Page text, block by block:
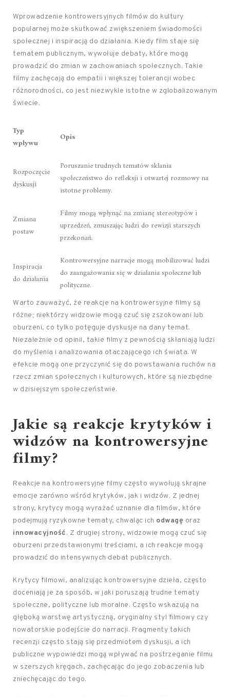
Wprowadzenie kontrowersyjnych filmów do kultury
popularnej może skutkować zwiększeniem świadomości
społecznej i inspiracją do działania. Kiedy film staje się
tematem publicznym, wywołuje debaty, które mogą
prowadzić do zmian w zachowaniach społecznych. Takie
filmy zachęcają do empatii i większej tolerancji wobec
różnorodności, co jest niezwykle istotne w zglobalizowanym
świecie.
Typ
wpływu
Opis
Rozpoczęcie
dyskusji
Poruszanie trudnych tematów skłania
społeczeństwo do refleksji i otwartej rozmowy na
istotne problemy.
Zmiana
postaw
Filmy mogą wpłynąć na zmianę stereotypów i
uprzedzeń, zmuszając ludzi do rewizji starszych
przekonań.
Inspiracja
do działania
Kontrowersyjne narracje mogą mobilizować ludzi
do zaangażowania się w działania społeczne lub
polityczne.
Warto zauważyć, że reakcje na kontrowersyjne filmy są
różne; niektórzy widzowie mogą czuć się zszokowani lub
oburzeni, co tylko potęguje dyskusje na dany temat.
Niezależnie od opinii, takie filmy z pewnością skłaniają ludzi
do myślenia i analizowania otaczającego ich świata. W
efekcie mogą one przyczynić się do powstawania ruchów na
rzecz zmian społecznych i kulturowych, które są niezbędne
w dzisiejszym społeczeństwie.
Jakie są reakcje krytyków i
widzów na kontrowersyjne
filmy?
Reakcje na kontrowersyjne filmy często wywołują skrajne
emocje zarówno wśród krytyków, jak i widzów. Z jednej
strony, krytycy mogą wyrażać uznanie dla filmów, które
podejmują ryzykowne tematy, chwaląc ich odwagę oraz
innowacyjność. Z drugiej strony, widzowie mogą czuć się
oburzeni przedstawionymi treściami, a ich reakcje mogą
prowadzić do intensywnych debat publicznych.
Krytycy filmowi, analizując kontrowersyjne dzieła, często
doceniają je za sposób, w jaki poruszają trudne tematy
społeczne, polityczne lub moralne. Często wskazują na
głęboką warstwę artystyczną, oryginalny styl filmowy czy
nowatorskie podejście do narracji. Fragmenty takich
recenzji często stają się przedmiotem dyskusji, a ich
publiczne wypowiedzi mogą wpływać na postrzeganie filmu
w szerszych kręgach, zachęcając do jego zobaczenia lub
zniechęcając do tego.